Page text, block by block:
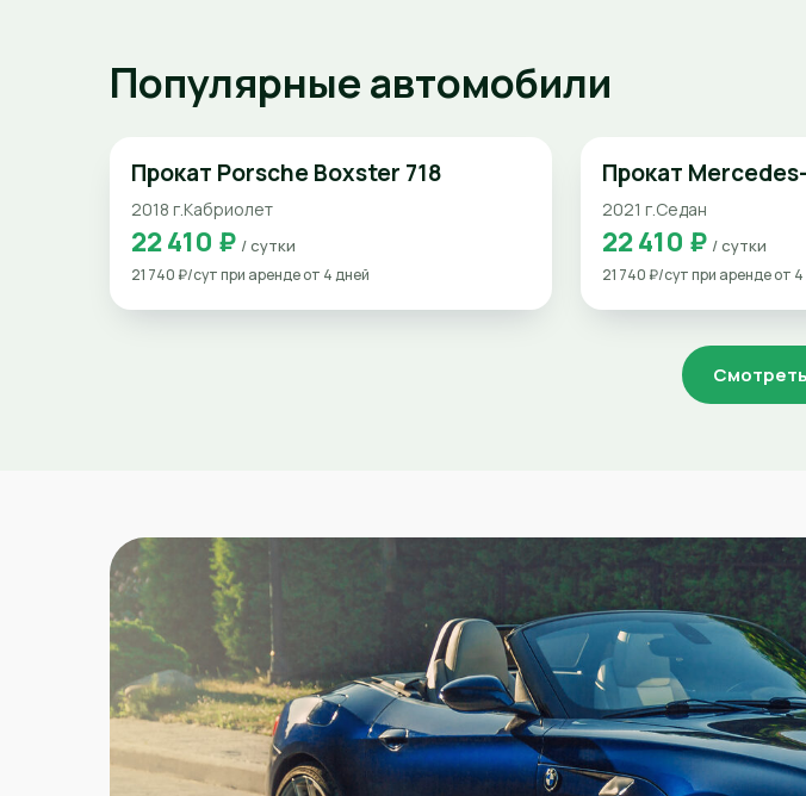
Популярные автомобили
Прокат Porsche Boxster 718
2018 г.Кабриолет
22 410 ₽ / сутки
21 740 ₽/сут при аренде от 4 дней
Прокат
2021 г.Седан
22 410 ₽ / сутки
21 740 ₽/сут при аренде от